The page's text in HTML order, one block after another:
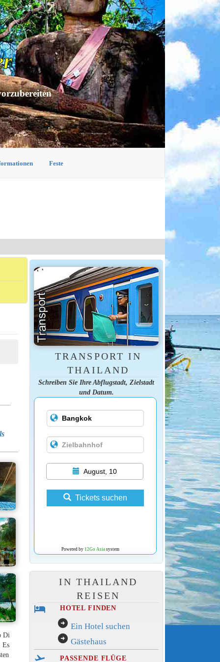
Feste
Di
Es
TRANSPORT IN
THAILAND
Schreiben Sie Ihre Abflugstadt, Zielstadt
und Datum.
August, 10
Tickets suchen
Powered by 12Go Asiasystem
IN THAILAND
REISEN
hotel HOTEL FINDEN
arrow_circle_right Ein Hotel suchen
arrow_circle_right Gästehaus
flight_takeoff
PASSENDE FLÜGE